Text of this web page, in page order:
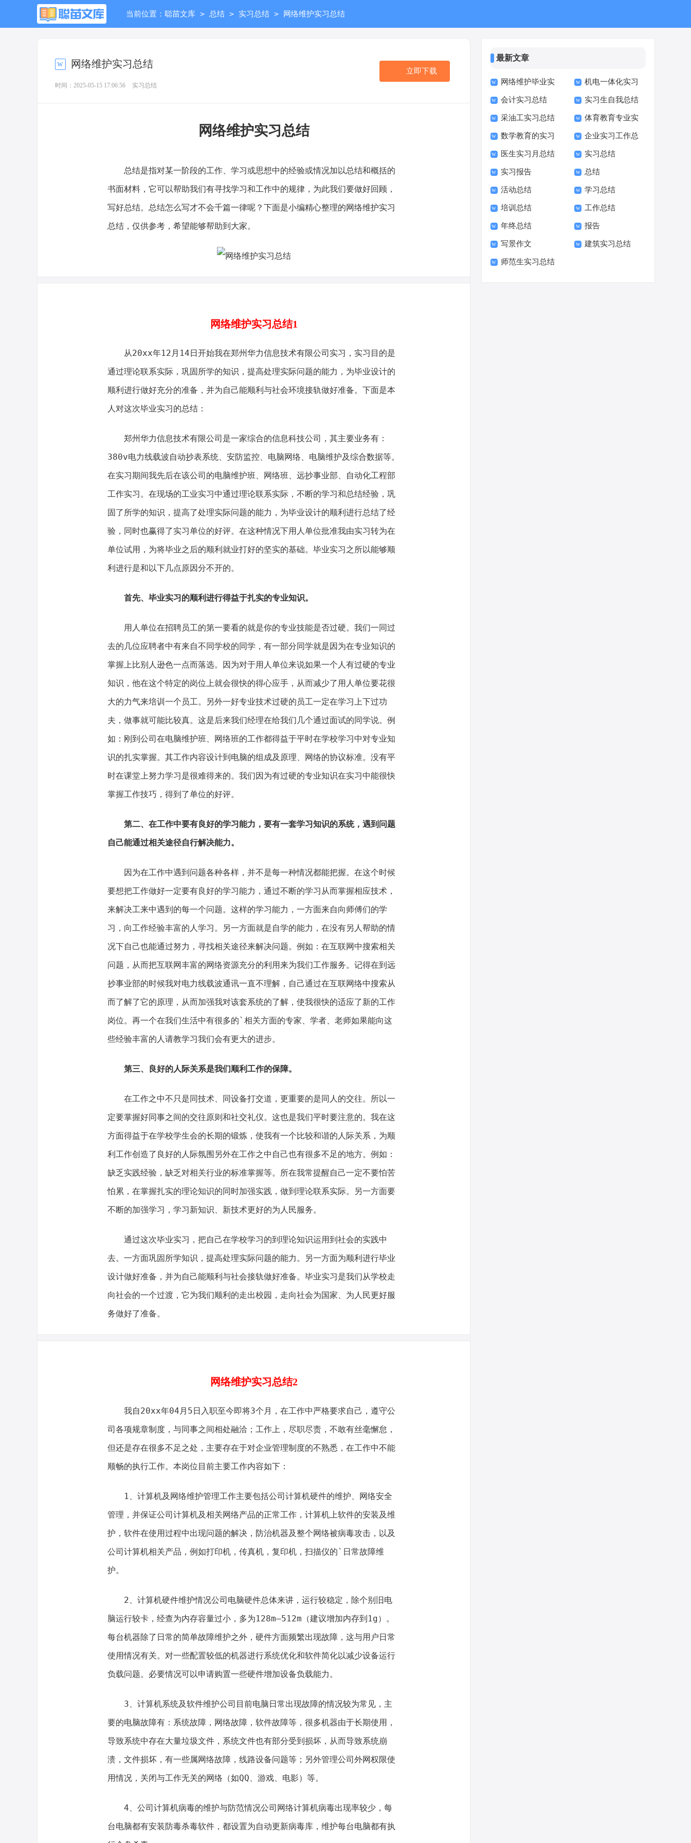
当前位置： 聪苗文库 > 总结 > 实习总结 > 网络维护实习总结
网络维护实习总结
时间：2025-05-15 17:06:56 实习总结
立即下载
网络维护实习总结
总结是指对某一阶段的工作、学习或思想中的经验或情况加以总结和概括的
书面材料，它可以帮助我们有寻找学习和工作中的规律，为此我们要做好回顾，
写好总结。总结怎么写才不会千篇一律呢？下面是小编精心整理的网络维护实习
总结，仅供参考，希望能够帮助到大家。
网络维护实习总结1
从20xx年12月14日开始我在郑州华力信息技术有限公司实习，实习目的是
通过理论联系实际，巩固所学的知识，提高处理实际问题的能力，为毕业设计的
顺利进行做好充分的准备，并为自己能顺利与社会环境接轨做好准备。下面是本
人对这次毕业实习的总结：
郑州华力信息技术有限公司是一家综合的信息科技公司，其主要业务有：
380v电力线载波自动抄表系统、安防监控、电脑网络、电脑维护及综合数据等。
在实习期间我先后在该公司的电脑维护班、网络班、远抄事业部、自动化工程部
工作实习。在现场的工业实习中通过理论联系实际，不断的学习和总结经验，巩
固了所学的知识，提高了处理实际问题的能力，为毕业设计的顺利进行总结了经
验，同时也赢得了实习单位的好评。在这种情况下用人单位批准我由实习转为在
单位试用，为将毕业之后的顺利就业打好的坚实的基础。毕业实习之所以能够顺
利进行是和以下几点原因分不开的。
首先、毕业实习的顺利进行得益于扎实的专业知识。
用人单位在招聘员工的第一要看的就是你的专业技能是否过硬。我们一同过
去的几位应聘者中有来自不同学校的同学，有一部分同学就是因为在专业知识的
掌握上比别人逊色一点而落选。因为对于用人单位来说如果一个人有过硬的专业
知识，他在这个特定的岗位上就会很快的得心应手，从而减少了用人单位要花很
大的力气来培训一个员工。另外一好专业技术过硬的员工一定在学习上下过功
夫，做事就可能比较真。这是后来我们经理在给我们几个通过面试的同学说。例
如：刚到公司在电脑维护班、网络班的工作都得益于平时在学校学习中对专业知
识的扎实掌握。其工作内容设计到电脑的组成及原理、网络的协议标准。没有平
时在课堂上努力学习是很难得来的。我们因为有过硬的专业知识在实习中能很快
掌握工作技巧，得到了单位的好评。
第二、在工作中要有良好的学习能力，要有一套学习知识的系统，遇到问题
自己能通过相关途径自行解决能力。
因为在工作中遇到问题各种各样，并不是每一种情况都能把握。在这个时候
要想把工作做好一定要有良好的学习能力，通过不断的学习从而掌握相应技术，
来解决工来中遇到的每一个问题。这样的学习能力，一方面来自向师傅们的学
习，向工作经验丰富的人学习。另一方面就是自学的能力，在没有另人帮助的情
况下自己也能通过努力，寻找相关途径来解决问题。例如：在互联网中搜索相关
问题，从而把互联网丰富的网络资源充分的利用来为我们工作服务。记得在到远
抄事业部的时候我对电力线载波通讯一直不理解，自己通过在互联网络中搜索从
而了解了它的原理，从而加强我对该套系统的了解，使我很快的适应了新的工作
岗位。再一个在我们生活中有很多的`相关方面的专家、学者、老师如果能向这
些经验丰富的人请教学习我们会有更大的进步。
第三、良好的人际关系是我们顺利工作的保障。
在工作之中不只是同技术、同设备打交道，更重要的是同人的交往。所以一
定要掌握好同事之间的交往原则和社交礼仪。这也是我们平时要注意的。我在这
方面得益于在学校学生会的长期的锻炼，使我有一个比较和谐的人际关系，为顺
利工作创造了良好的人际氛围另外在工作之中自己也有很多不足的地方。例如：
缺乏实践经验，缺乏对相关行业的标准掌握等。所在我常提醒自己一定不要怕苦
怕累，在掌握扎实的理论知识的同时加强实践，做到理论联系实际。另一方面要
不断的加强学习，学习新知识、新技术更好的为人民服务。
通过这次毕业实习，把自己在学校学习的到理论知识运用到社会的实践中
去。一方面巩固所学知识，提高处理实际问题的能力。另一方面为顺利进行毕业
设计做好准备，并为自己能顺利与社会接轨做好准备。毕业实习是我们从学校走
向社会的一个过渡，它为我们顺利的走出校园，走向社会为国家、为人民更好服
务做好了准备。
网络维护实习总结2
我自20xx年04月5日入职至今即将3个月，在工作中严格要求自己，遵守公
司各项规章制度，与同事之间相处融洽；工作上，尽职尽责，不敢有丝毫懈怠，
但还是存在很多不足之处，主要存在于对企业管理制度的不熟悉，在工作中不能
顺畅的执行工作。本岗位目前主要工作内容如下：
1、计算机及网络维护管理工作主要包括公司计算机硬件的维护、网络安全
管理，并保证公司计算机及相关网络产品的正常工作，计算机上软件的安装及维
护，软件在使用过程中出现问题的解决，防治机器及整个网络被病毒攻击，以及
公司计算机相关产品，例如打印机，传真机，复印机，扫描仪的`日常故障维
护。
2、计算机硬件维护情况公司电脑硬件总体来讲，运行较稳定，除个别旧电
脑运行较卡，经查为内存容量过小，多为128m—512m（建议增加内存到1g）。
每台机器除了日常的简单故障维护之外，硬件方面频繁出现故障，这与用户日常
使用情况有关。对一些配置较低的机器进行系统优化和软件简化以减少设备运行
负载问题。必要情况可以申请购置一些硬件增加设备负载能力。
3、计算机系统及软件维护公司目前电脑日常出现故障的情况较为常见，主
要的电脑故障有：系统故障，网络故障，软件故障等，很多机器由于长期使用，
导致系统中存在大量垃圾文件，系统文件也有部分受到损坏，从而导致系统崩
溃，文件损坏，有一些属网络故障，线路设备问题等；另外管理公司外网权限使
用情况，关闭与工作无关的网络（如QQ、游戏、电影）等。
4、公司计算机病毒的维护与防范情况公司网络计算机病毒出现率较少，每
台电脑都有安装防毒杀毒软件，都设置为自动更新病毒库，维护每台电脑都有执
最新文章
网络维护毕业实
习报告
机电一体化实习
报告 机电一体化实习
总结优秀
会计实习总结 实习生自我总结
采油工实习总结 体育教育专业实
习总结
数学教育的实习
总结
企业实习工作总
结
医生实习月总结 实习总结
实习报告 总结
活动总结 学习总结
培训总结 工作总结
年终总结 报告
写景作文 建筑实习总结
师范生实习总结